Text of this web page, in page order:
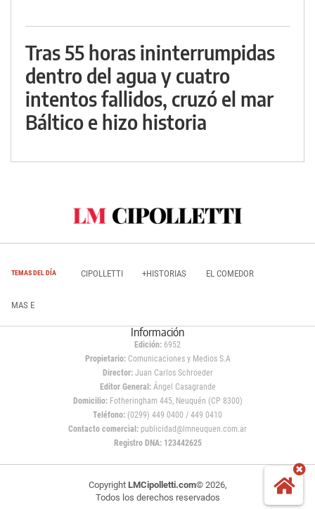
Tras 55 horas ininterrumpidas
dentro del agua y cuatro
intentos fallidos, cruzó el mar
Báltico e hizo historia
TEMAS DEL DÍA CIPOLLETTI +HISTORIAS EL COMEDOR
MAS E
Información
Edición: 6952
Propietario:Comunicaciones y Medios S.A
Director: Juan Carlos Schroeder
Editor General:Ángel Casagrande
Domicilio:Fotheringham 445, Neuquén (CP 8300)
Teléfono: (0299) 449 0400 / 449 0410
Contacto comercial: publicidad@lmneuquen.com.ar
Registro DNA: 123442625
Copyright LMCipolletti.com© 2026,
Todos los derechos reservados